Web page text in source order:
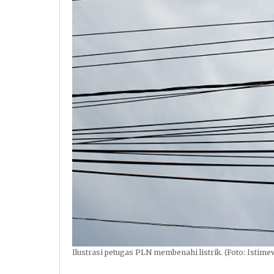
Ilustrasi petugas PLN membenahi listrik. (Foto: